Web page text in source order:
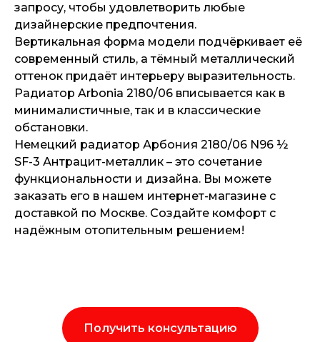
запросу, чтобы удовлетворить любые
дизайнерские предпочтения.
Вертикальная форма модели подчёркивает её
современный стиль, а тёмный металлический
оттенок придаёт интерьеру выразительность.
Радиатор Arbonia 2180/06 вписывается как в
минималистичные, так и в классические
обстановки.
Немецкий радиатор Арбония 2180/06 N96 ½
SF-3 Антрацит-металлик – это сочетание
функциональности и дизайна. Вы можете
заказать его в нашем интернет-магазине с
доставкой по Москве. Создайте комфорт с
надёжным отопительным решением!
Получить консультацию